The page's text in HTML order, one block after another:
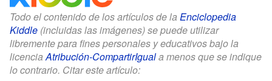
Todo el contenido de los artículos de la Enciclopedia
Kiddle (incluidas las imágenes) se puede utilizar
libremente para fines personales y educativos bajo la
licenciaAtribución-CompartirIguala menos que se indique
lo contrario. Citar este artículo: